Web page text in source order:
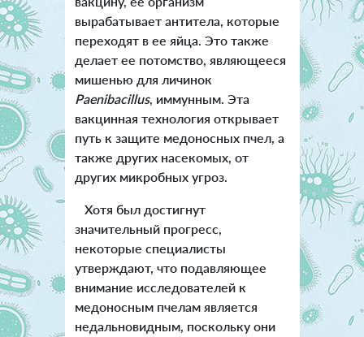
вырабатывает антитела, которые
переходят в ее яйца. Это также
делает ее потомство, являющееся
мишенью для личинок
Paenibacillus, иммунным. Эта
вакцинная технология открывает
путь к защите медоносных пчел, а
также других насекомых, от
других микробных угроз.
Хотя был достигнут
значительный прогресс,
некоторые специалисты
утверждают, что подавляющее
внимание исследователей к
медоносным пчелам является
недальновидным, поскольку они